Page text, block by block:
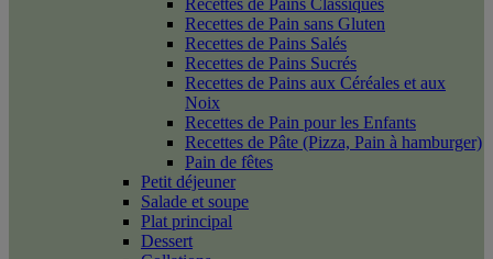
Recettes de Pains Classiques
Recettes de Pain sans Gluten
Recettes de Pains Salés
Recettes de Pains Sucrés
Recettes de Pains aux Céréales et aux
Noix
Recettes de Pain pour les Enfants
Recettes de Pâte (Pizza, Pain à hamburger)
Pain de fêtes
Petit déjeuner
Salade et soupe
Plat principal
Dessert